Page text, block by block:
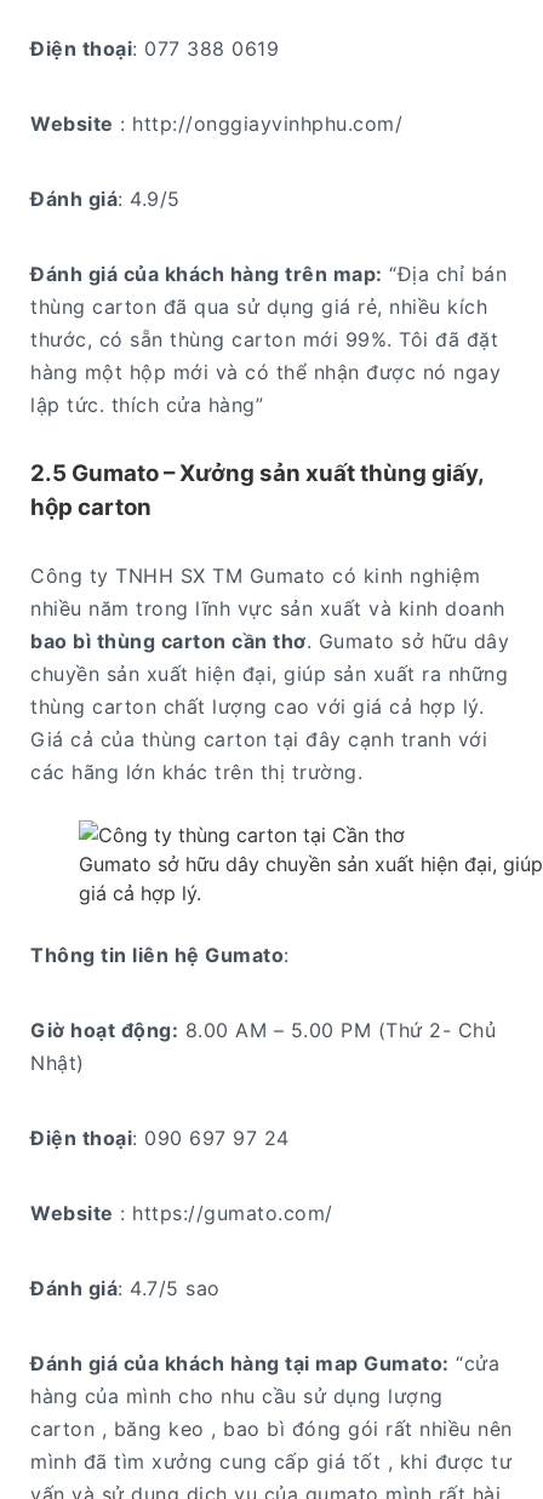
Điện thoại: 077 388 0619
Website : http://onggiayvinhphu.com/
Đánh giá: 4.9/5
Đánh giá của khách hàng trên map: “Địa chỉ bán
thùng carton đã qua sử dụng giá rẻ, nhiều kích
thước, có sẵn thùng carton mới 99%. Tôi đã đặt
hàng một hộp mới và có thể nhận được nó ngay
lập tức. thích cửa hàng”
2.5 Gumato – Xưởng sản xuất thùng giấy,
hộp carton
Công ty TNHH SX TM Gumato có kinh nghiệm
nhiều năm trong lĩnh vực sản xuất và kinh doanh
bao bì thùng carton cần thơ. Gumato sở hữu dây
chuyền sản xuất hiện đại, giúp sản xuất ra những
thùng carton chất lượng cao với giá cả hợp lý.
Giá cả của thùng carton tại đây cạnh tranh với
các hãng lớn khác trên thị trường.
Gumato sở hữu dây chuyền sản xuất hiện đại,
giá cả hợp lý.
Thông tin liên hệ Gumato:
Giờ hoạt động: 8.00 AM – 5.00 PM (Thứ 2- Chủ
Nhật)
Điện thoại: 090 697 97 24
Website : https://gumato.com/
Đánh giá: 4.7/5 sao
Đánh giá của khách hàng tại map Gumato: “cửa
hàng của mình cho nhu cầu sử dụng lượng
carton , băng keo , bao bì đóng gói rất nhiều nên
mình đã tìm xưởng cung cấp giá tốt , khi được tư
vấn và sử dụng dịch vụ của gumato mình rất hài